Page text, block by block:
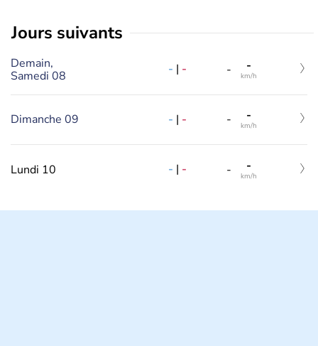
jours suivants
Demain,
Samedi 08
- | - - -
km/h
Dimanche 09 - | - - -
km/h
Lundi 10 - | - - -
km/h